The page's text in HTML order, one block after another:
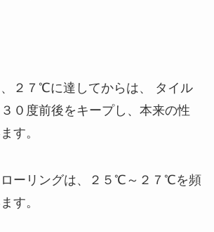
２７℃に達してからは、 タイル
０度前後をキープし、本来の性
す。
ローリングは、２５℃～２７℃を頻
す。